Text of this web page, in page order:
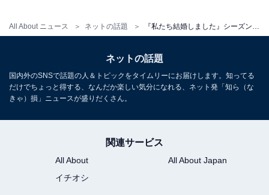
All About ニュース ネットの話題
ネットの話題
国内外のSNSで話題の人＆トピックをタイムリーにお届けします。知ってる
だけでちょっと得する、なんだか楽しい気分になれる、ネット発「知ら（な
きゃ）損」ニュースが盛りだくさん。
関連サービス
All About
All About Japan
イチオシ